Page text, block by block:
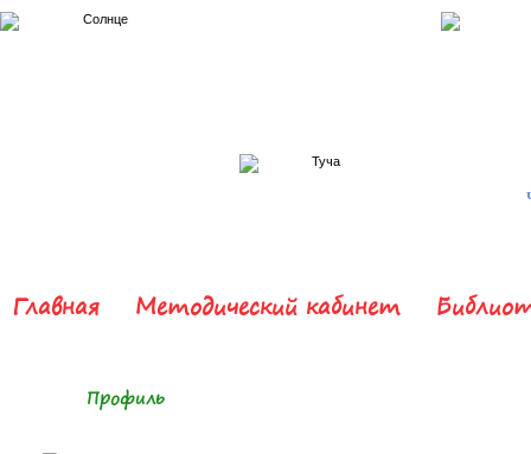
Главная Методический кабинет
Профиль